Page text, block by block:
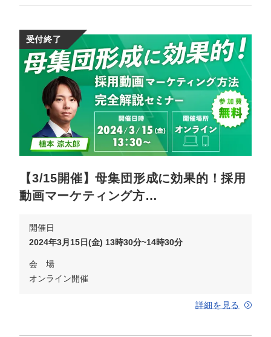
受付終了
【3/15開催】母集団形成に効果的！採用
動画マーケティング方…
開催日
2024年3月15日(金) 13時30分~14時30分
会 場
オンライン開催
詳細を見る